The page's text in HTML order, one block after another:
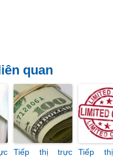
quan
Tiếp thị trực
Tiếp